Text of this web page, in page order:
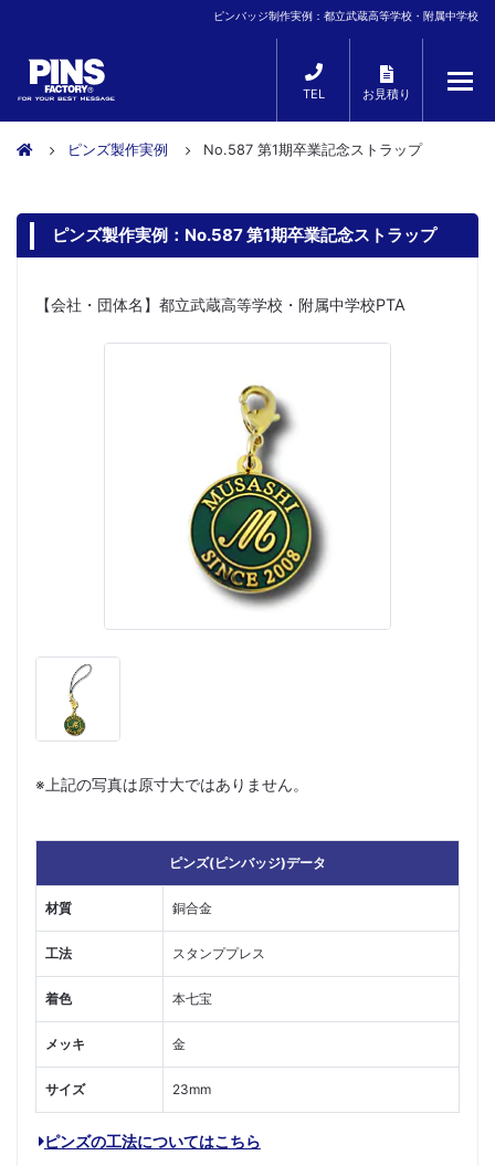
ピンバッジ制作実例：都立武蔵高等学校・附属中学校
TEL お見積り
ピンズ製作実例 No.587 第1期卒業記念ストラップ
ピンズ製作実例：No.587 第1期卒業記念ストラップ
【会社・団体名】都立武蔵高等学校・附属中学校PTA
※上記の写真は原寸大ではありません。
ピンズ(ピンバッジ)データ
材質 銅合金
工法 スタンププレス
着色 本七宝
メッキ 金
サイズ 23mm
ピンズの工法についてはこちら